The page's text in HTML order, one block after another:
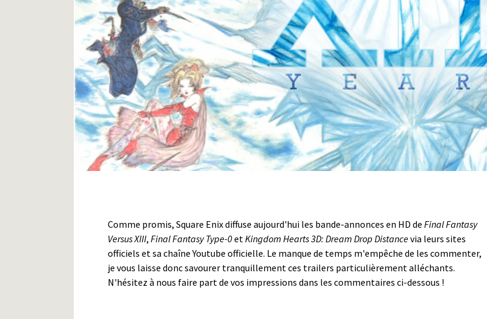
Comme promis, Square Enix diffuse aujourd'hui les bande-annonces en HD de Final Fantasy
Versus XIII, Final Fantasy Type-0et Kingdom Hearts 3D: Dream Drop Distancevia leurs sites
officiels et sa chaîne Youtube officielle. Le manque de temps m'empêche de les commenter,
je vous laisse donc savourer tranquillement ces trailers particulièrement alléchants.
N'hésitez à nous faire part de vos impressions dans les commentaires ci-dessous !